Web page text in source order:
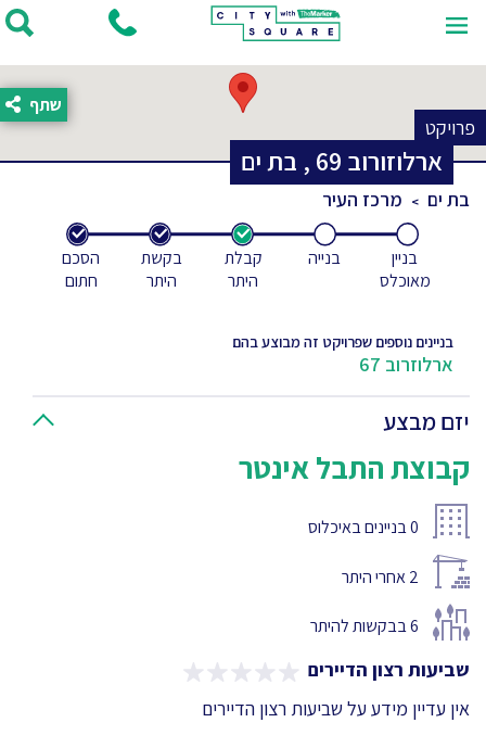
פרויקט
ארלוזורוב 69
, בת ים
שתף
בת ים מרכז העיר
בניין
מאוכלס
בנייה
קבלת
היתר
בקשת
היתר
הסכם
חתום
בניינים נוספים שפרויקט זה מבוצע בהם
ארלוזרוב 67
יזם מבצע
קבוצת התבל אינטר
0בניינים באיכלוס
2אחרי היתר
6בבקשות להיתר
שביעות רצון הדיירים
אין עדיין מידע על שביעות רצון הדיירים